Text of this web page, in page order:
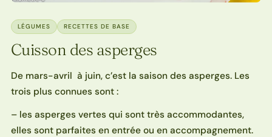
LÉGUMES RECETTES DE BASE
Cuisson des asperges
De mars-avril à juin, c’est la saison des asperges. Les
trois plus connues sont :
– les asperges vertes qui sont très accommodantes,
elles sont parfaites en entrée ou en accompagnement.